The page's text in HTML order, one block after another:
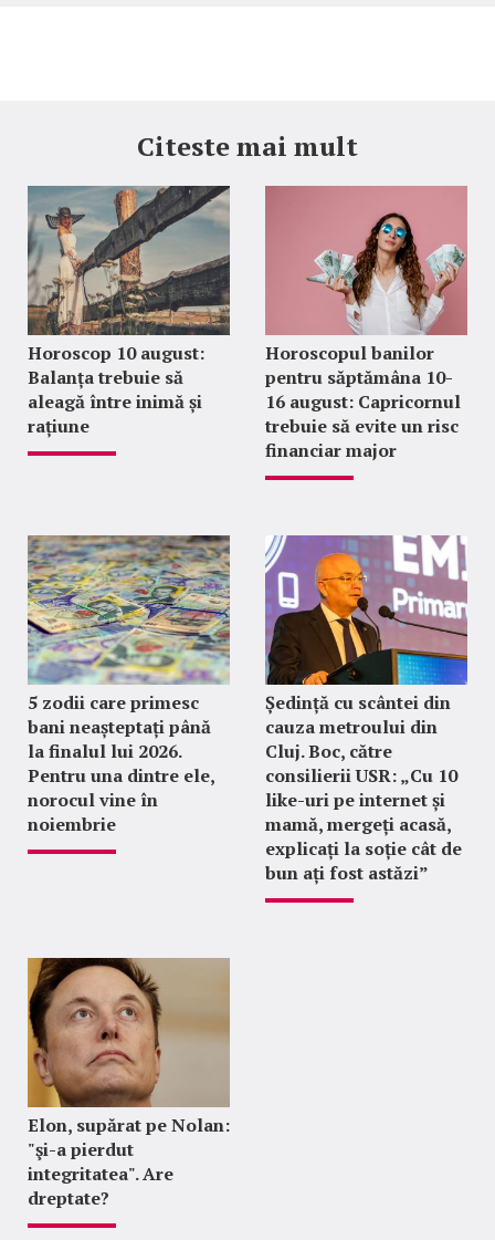
Citeste mai mult
Horoscop 10 august:
Balanța trebuie să
aleagă între inimă și
rațiune
Horoscopul banilor
pentru săptămâna 10-
16 august: Capricornul
trebuie să evite un risc
financiar major
5 zodii care primesc
bani neașteptați până
la finalul lui 2026.
Pentru una dintre ele,
norocul vine în
noiembrie
Ședință cu scântei din
cauza metroului din
Cluj. Boc, către
consilierii USR: „Cu 10
like-uri pe internet și
mamă, mergeți acasă,
explicați la soție cât de
bun ați fost astăzi”
Elon, supărat pe Nolan:
"şi-a pierdut
integritatea". Are
dreptate?